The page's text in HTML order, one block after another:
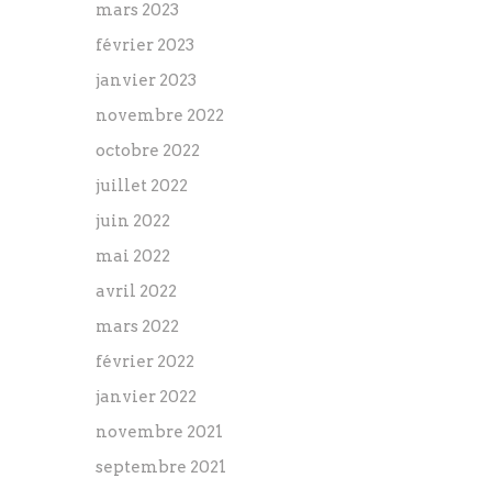
mars 2023
février 2023
janvier 2023
novembre 2022
octobre 2022
juillet 2022
juin 2022
mai 2022
avril 2022
mars 2022
février 2022
janvier 2022
novembre 2021
septembre 2021